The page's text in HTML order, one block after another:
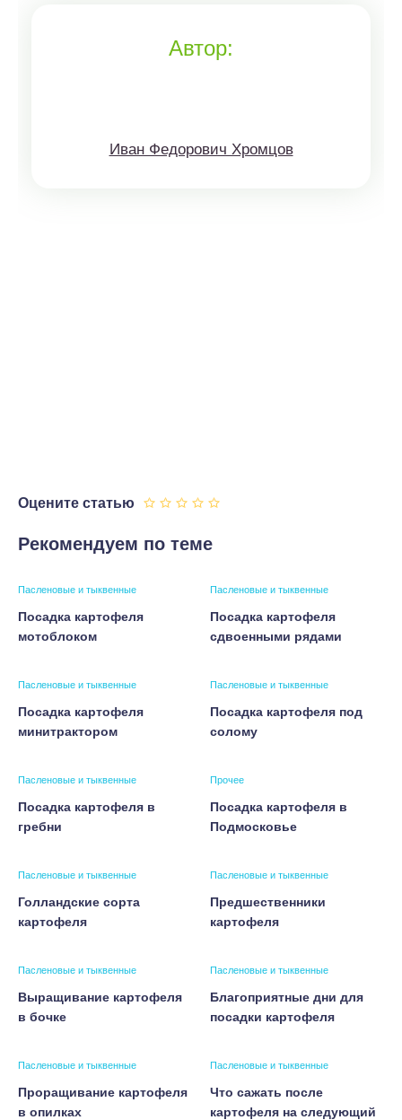
Автор:
Иван Федорович Хромцов
Оцените статью
Рекомендуем по теме
Пасленовые и тыквенные
Посадка картофеля
мотоблоком
Пасленовые и тыквенные
Посадка картофеля
сдвоенными рядами
Пасленовые и тыквенные
Посадка картофеля
минитрактором
Пасленовые и тыквенные
Посадка картофеля под
солому
Пасленовые и тыквенные
Посадка картофеля в
гребни
Прочее
Посадка картофеля в
Подмосковье
Пасленовые и тыквенные
Голландские сорта
картофеля
Пасленовые и тыквенные
Предшественники
картофеля
Пасленовые и тыквенные
Выращивание картофеля
в бочке
Пасленовые и тыквенные
Благоприятные дни для
посадки картофеля
Пасленовые и тыквенные
Проращивание картофеля
в опилках
Пасленовые и тыквенные
Что сажать после
картофеля на следующий